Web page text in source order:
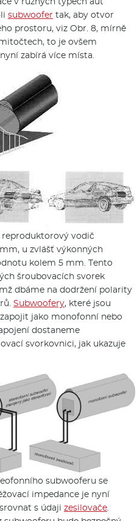
subwoofer tak, aby otvor
prostoru, viz Obr. 8, mírně
to je ovšem
nyní zabírá více místa.
reproduktorový vodič
u zvlášť výkonných
kolem 5 mm. Tento
šroubovacích svorek
dbáme na dodržení polarity
Subwoofery, které jsou
jako monofonní nebo
dostaneme
svorkovnici, jak ukazuje
subwooferu se
impedance je nyní
s údaji zesilovače.